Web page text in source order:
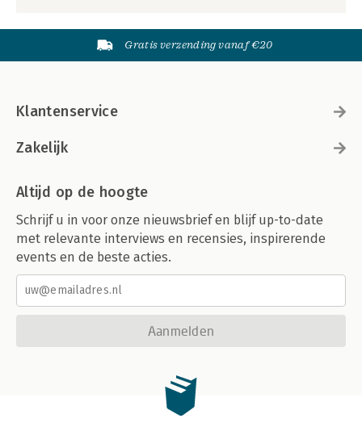
Gratis verzending vanaf €20
Klantenservice
Zakelijk
Altijd op de hoogte
Schrijf u in voor onze nieuwsbrief en blijf up-to-date
met relevante interviews en recensies, inspirerende
events en de beste acties.
Aanmelden